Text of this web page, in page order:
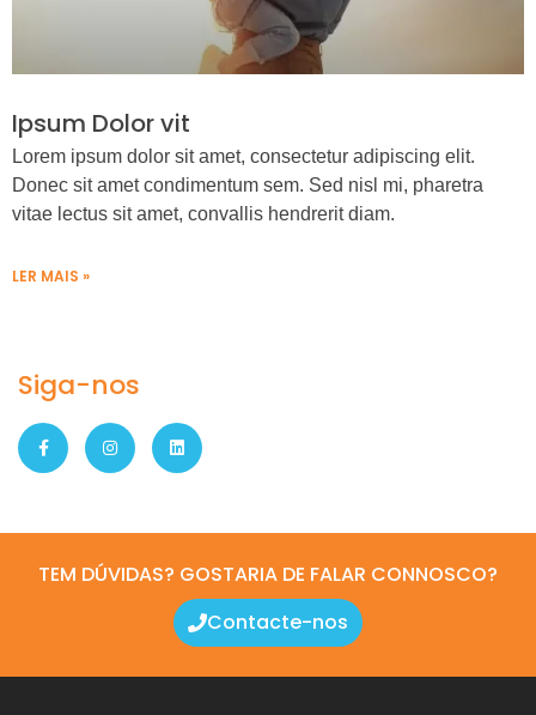
Ipsum Dolor vit
Lorem ipsum dolor sit amet, consectetur adipiscing elit.
Donec sit amet condimentum sem. Sed nisl mi, pharetra
vitae lectus sit amet, convallis hendrerit diam.
LER MAIS »
Siga-nos
TEM DÚVIDAS? GOSTARIA DE FALAR CONNOSCO?
Contacte-nos